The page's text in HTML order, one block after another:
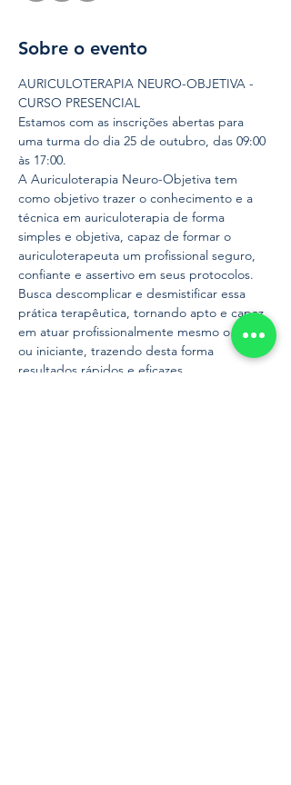
Sobre o evento
AURICULOTERAPIA NEURO-OBJETIVA -
CURSO PRESENCIAL
Estamos com as inscrições abertas para
uma turma do dia 25 de outubro, das 09:00
às 17:00.
A Auriculoterapia Neuro-Objetiva tem
como objetivo trazer o conhecimento e a
técnica em auriculoterapia de forma
simples e objetiva, capaz de formar o
auriculoterapeuta um profissional seguro,
confiante e assertivo em seus protocolos.
Busca descomplicar e desmistificar essa
prática terapêutica, tornando apto e capaz
em atuar profissionalmente mesmo o leigo
ou iniciante, trazendo desta forma
resultados rápidos e eficazes.